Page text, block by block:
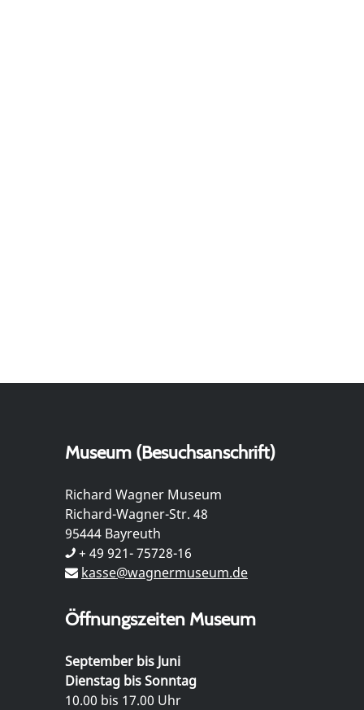
Museum (Besuchsanschrift)
Richard Wagner Museum
Richard-Wagner-Str. 48
95444 Bayreuth
+ 49 921- 75728-16
kasse@wagnermuseum.de
Öffnungszeiten Museum
September bis Juni
Dienstag bis Sonntag
10.00 bis 17.00 Uhr